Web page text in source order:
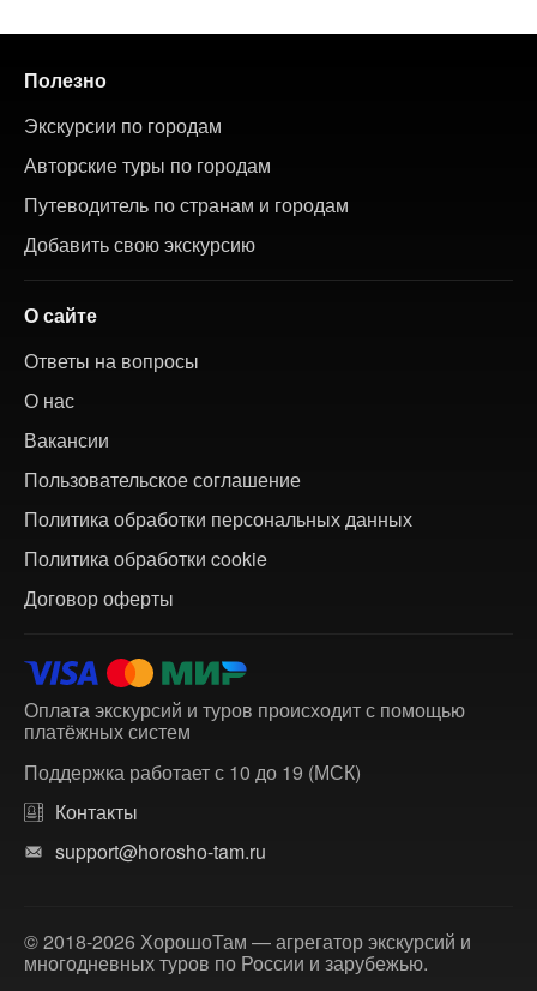
Полезно
Экскурсии по городам
Авторские туры по городам
Путеводитель по странам и городам
Добавить свою экскурсию
О сайте
Ответы на вопросы
О нас
Вакансии
Пользовательское соглашение
Политика обработки персональных данных
Политика обработки cookie
Договор оферты
Оплата экскурсий и туров происходит с помощью
платёжных систем
Поддержка работает с 10 до 19 (МСК)
Контакты
support@horosho-tam.ru
© 2018-2026 ХорошоТам — агрегатор экскурсий и
многодневных туров по России и зарубежью.